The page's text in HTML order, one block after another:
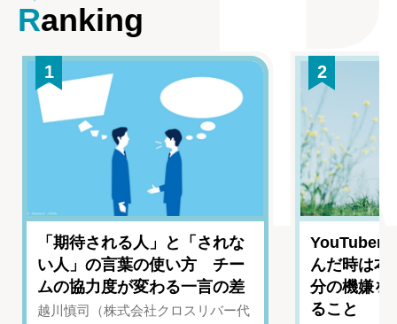
Ranking
1
「期待される人」と「されな
い人」の言葉の使い方 チー
ムの協力度が変わる一言の差
越川慎司（株式会社クロスリバー代
2
YouTuber
んだ時は
分の機嫌を
ること